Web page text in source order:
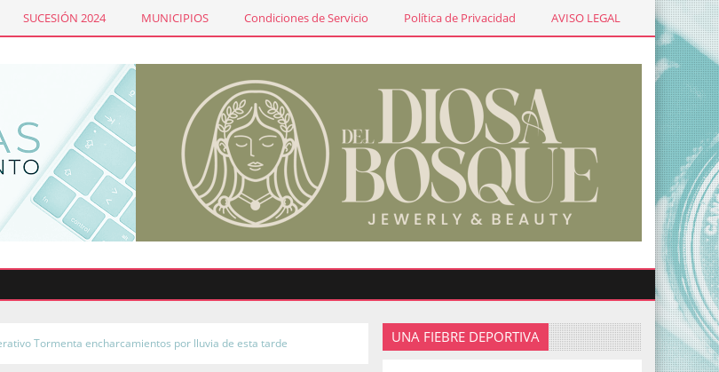
SUCESIÓN 2024 MUNICIPIOS Condiciones de Servicio Política de Privacidad AVISO LEGAL
Tormenta encharcamientos por lluvia de esta tarde UNA FIEBRE DEPORTIVA